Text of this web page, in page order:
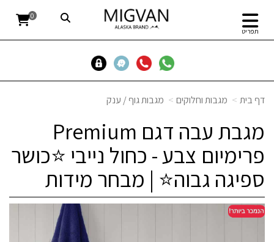
תפריט
0
דף בית מגבות וחלוקים מגבות גוף / ענק
מגבת עבה דגם Premium
פרימיום צבע - כחול נייבי ⭐כושר
ספיגה גבוה⭐ | מבחר מידות